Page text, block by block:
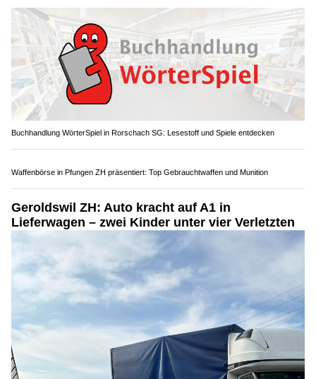
Buchhandlung WörterSpiel in Rorschach SG: Lesestoff und Spiele entdecken
Geroldswil ZH: Auto kracht auf A1 in
Lieferwagen – zwei Kinder unter vier Verletzten